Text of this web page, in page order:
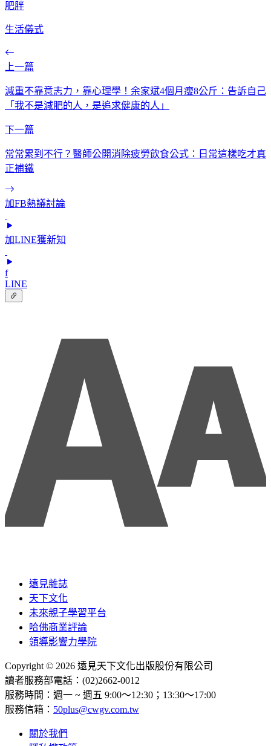
肥胖
生活儀式
上一篇
減重不靠意志力，靠心理學！余家斌4個月瘦8公斤：告訴自己
「我不是減肥的人，是追求健康的人」
下一篇
常常累到不行？醫師公開消除疲勞飲食公式：日常這樣吃才真
正補鐵
加FB熱議討論
加LINE獲新知
f
LINE
遠見雜誌
天下文化
未來親子學習平台
哈佛商業評論
領導影響力學院
Copyright © 2026 遠見天下文化出版股份有限公司
讀者服務部電話：(02)2662-0012
服務時間：週一 ~ 週五 9:00～12:30；13:30～17:00
服務信箱： 50plus@cwgv.com.tw
關於我們